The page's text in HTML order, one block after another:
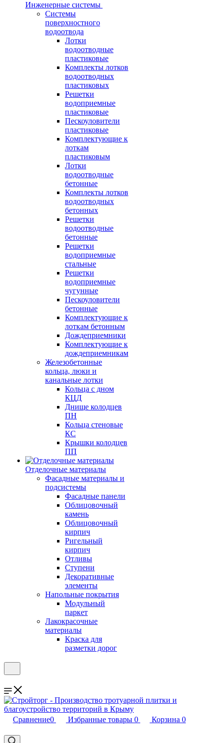
Инженерные системы
Системы
поверхностного
водоотвода
Лотки
водоотводные
пластиковые
Комплекты лотков
водоотводных
пластиковых
Решетки
водоприемные
пластиковые
Пескоуловители
пластиковые
Комплектующие к
лоткам
пластиковым
Лотки
водоотводные
бетонные
Комплекты лотков
водоотводных
бетонных
Решетки
водоотводные
бетонные
Решетки
водоприемные
стальные
Решетки
водоприемные
чугунные
Пескоуловители
бетонные
Комплектующие к
лоткам бетонным
Дождеприемники
Комплектующие к
дождеприемникам
Железобетонные
кольца, люки и
канальные лотки
Кольца с дном
КЦД
Днище колодцев
ПН
Кольца стеновые
КС
Крышки колодцев
ПП
Отделочные материалы
Фасадные материалы и
подсистемы
Фасадные панели
Облицовочный
камень
Облицовочный
кирпич
Ригельный
кирпич
Отливы
Ступени
Декоративные
элементы
Напольные покрытия
Модульный
паркет
Лакокрасочные
материалы
Краска для
разметки дорог
Сравнение0 Избранные товары 0 Корзина 0